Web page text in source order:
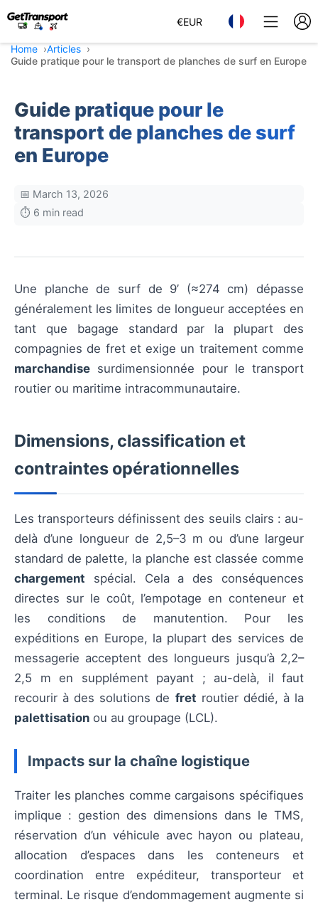
€EUR
Home
Articles
Guide pratique pour le transport de planches de surf en Europe
Guide pratique pour le
transport de planches de surf
en Europe
📅 March 13, 2026
⏱️ 6 min read
Une planche de surf de 9’ (≈274 cm) dépasse
généralement les limites de longueur acceptées en
tant que bagage standard par la plupart des
compagnies de fret et exige un traitement comme
marchandise surdimensionnée pour le transport
routier ou maritime intracommunautaire.
Dimensions, classification et
contraintes opérationnelles
Les transporteurs définissent des seuils clairs : au-
delà d’une longueur de 2,5–3 m ou d’une largeur
standard de palette, la planche est classée comme
chargement spécial. Cela a des conséquences
directes sur le coût, l’empotage en conteneur et
les conditions de manutention. Pour les
expéditions en Europe, la plupart des services de
messagerie acceptent des longueurs jusqu’à 2,2–
2,5 m en supplément payant ; au-delà, il faut
recourir à des solutions de fret routier dédié, à la
palettisation ou au groupage (LCL).
Impacts sur la chaîne logistique
Traiter les planches comme cargaisons spécifiques
implique : gestion des dimensions dans le TMS,
réservation d’un véhicule avec hayon ou plateau,
allocation d’espaces dans les conteneurs et
coordination entre expéditeur, transporteur et
terminal. Le risque d’endommagement augmente si